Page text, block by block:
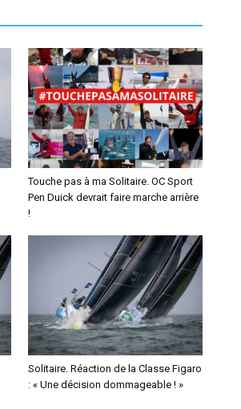
Touche pas à ma Solitaire. OC Sport
Pen Duick devrait faire marche arrière
!
Solitaire. Réaction de la Classe Figaro
: « Une décision dommageable ! »